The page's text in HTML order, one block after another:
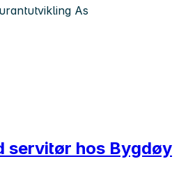
As
servitør hos Bygdøy